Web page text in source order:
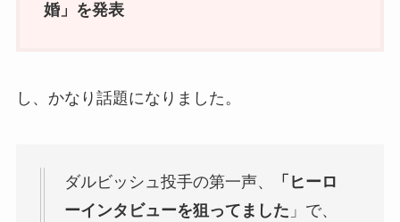
婚」を発表
し、かなり話題になりました。
ダルビッシュ投手の第一声、
「ヒーロ
ーインタビューを狙ってました 」で、